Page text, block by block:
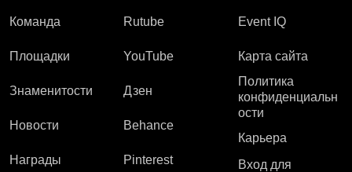
Команда
Площадки
Знаменитости
Новости
Награды
Rutube
YouTube
Дзен
Behance
Pinterest
Event IQ
Карта сайта
Политика
конфиденциальн
ости
Карьера
Вход для